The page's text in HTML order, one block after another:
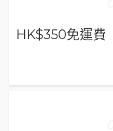
HK$350免運費